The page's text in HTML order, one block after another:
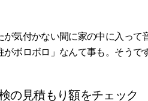
が気付かない間に家の中に入っ
がボロボロ」なんて事も。そうで
の見積もり額をチェック